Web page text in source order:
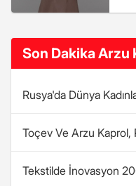
Son Dakika Arzu
Rusya'da Dünya
Toçev Ve Arzu
Tekstilde İnovasyon